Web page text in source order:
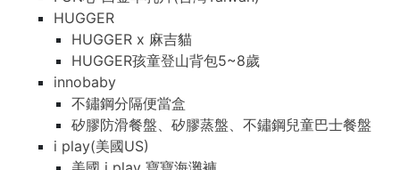
HUGGER
HUGGER x 麻吉貓
HUGGER孩童登山背包5~8歲
innobaby
不鏽鋼分隔便當盒
矽膠防滑餐盤、矽膠蒸盤、不鏽鋼兒童巴士餐盤
i play(美國US)